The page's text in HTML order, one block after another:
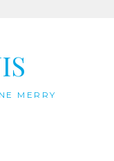
MERRY